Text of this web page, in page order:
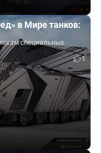
в Мире танков:
специальных
1